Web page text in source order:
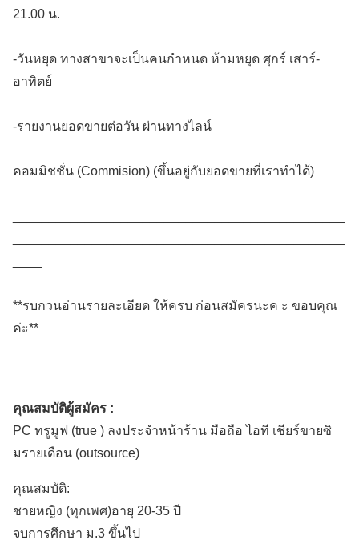
21.00 น.
-วันหยุด ทางสาขาจะเป็นคนกำหนด ห้ามหยุด ศุกร์ เสาร์-
อาทิตย์
-รายงานยอดขายต่อวัน ผ่านทางไลน์
คอมมิชชั่น (Commision) (ขึ้นอยู่กับยอดขายที่เราทำได้)
**รบกวนอ่านรายละเอียด ให้ครบ ก่อนสมัครนะค ะ ขอบคุณ
ค่ะ**
คุณสมบัติผู้สมัคร :
PC ทรูมูฟ (true ) ลงประจำหน้าร้าน มือถือ ไอที เชียร์ขายซิ
มรายเดือน (outsource)
คุณสมบัติ:
ชายหญิง (ทุกเพศ)อายุ 20-35 ปี
จบการศึกษา ม.3 ขึ้นไป